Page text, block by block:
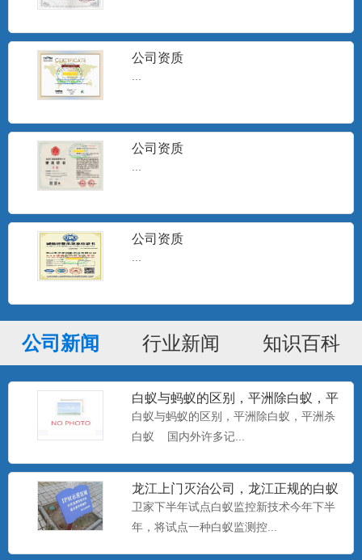
公司资质
公司资质
公司资质
公司新闻 行业新闻 知识百科
白蚁与蚂蚁的区别，平洲除白蚁，平
洲杀白蚁
白蚁与蚂蚁的区别，平洲除白蚁，平洲杀
白蚁 国内外许多记...
龙江上门灭治公司，龙江正规的白蚁
防治中心，卫家下半年试点白
卫家下半年试点白蚁监控新技术今年下半
年，将试点一种白蚁监测控...
美国百户泰2.5%联苯菊酯悬浮剂
产品特点：美国富美实公司出品，无刺激
气味，可杀可防，具有驱避...